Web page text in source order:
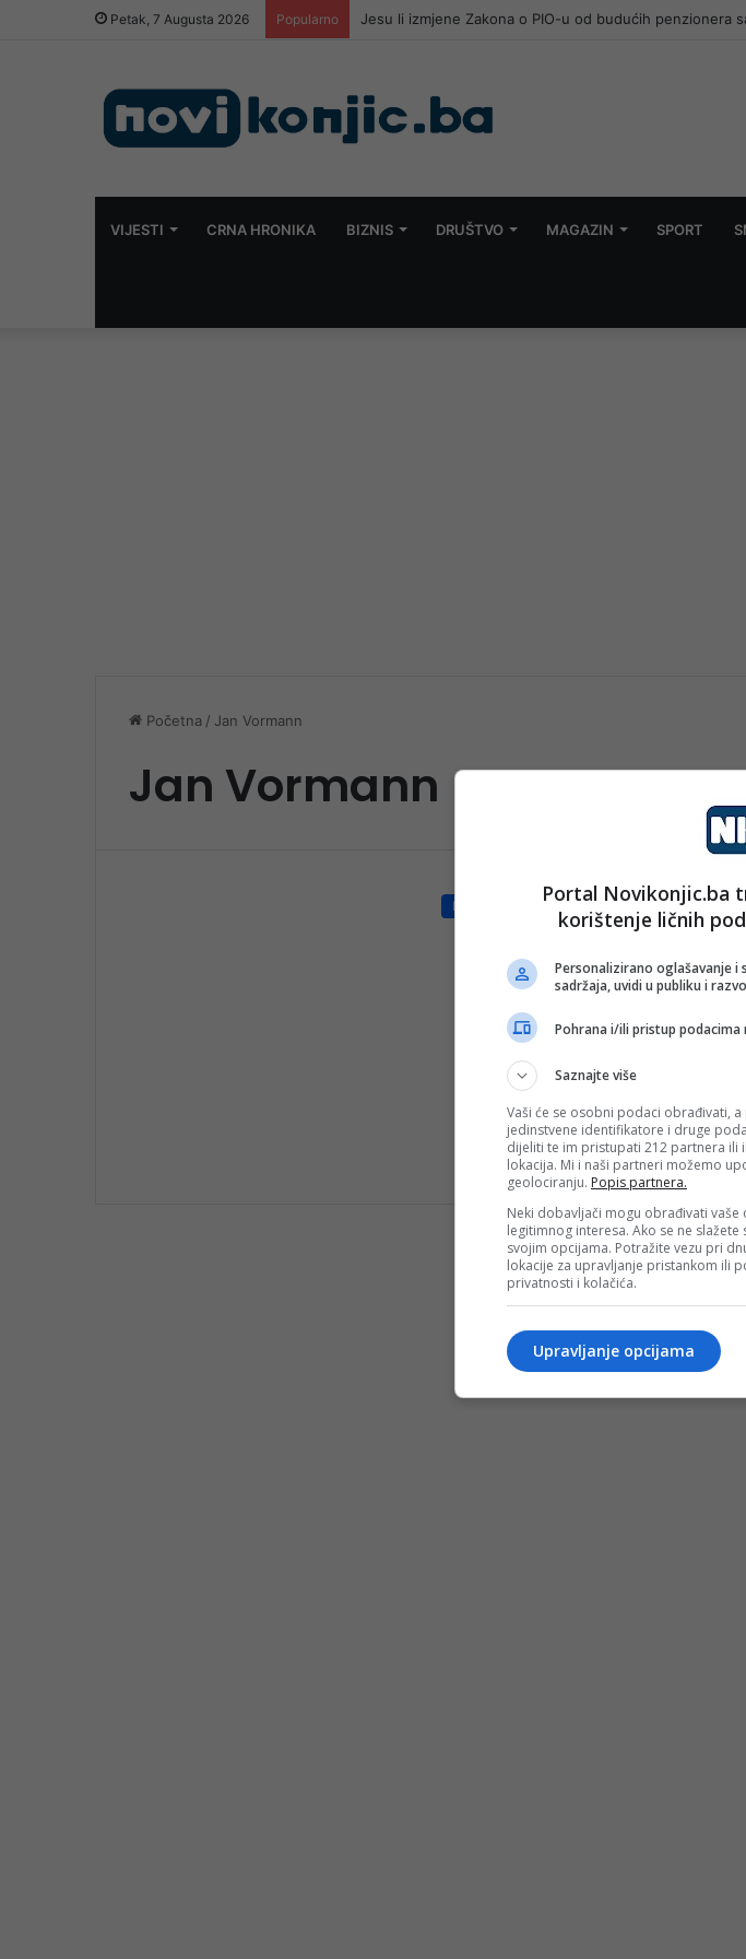
Petak, 7 Augusta 2026 Popularno
VIJESTI CRNA HRONIKA BIZNIS DRUŠTVO MAGAZIN SPORT
Početna / Jan Vormann
Jan Vormann
Društvo
Šarene kockice
Umjetnički potez
Mostar
je novo, savremeno čitanje
simbola Mostar. Njegova
Pročitaj više
Portal Novikonjic.ba
korištenje ličnih
Personalizirano oglašavanje i
sadržaja, uvidi u publiku i
Pohrana i/ili pristup podacima
Saznajte više
Vaši će se osobni podaci obrađivati,
jedinstvene identifikatore i druge
dijeliti te im pristupati 212 partnera ili
lokacija. Mi i naši partneri možemo
geolociranju. Popis partnera.
Neki dobavljači mogu obrađivati
legitimnog interesa. Ako se ne
svojim opcijama. Potražite vezu pri
lokacije za upravljanje pristankom ili
privatnosti i kolačića.
Upravljanje opcijama